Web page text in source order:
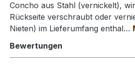
Concho aus Stahl (vernickelt),
Rückseite verschraubt oder
Nieten) im Lieferumfang enthal…
Bewertungen